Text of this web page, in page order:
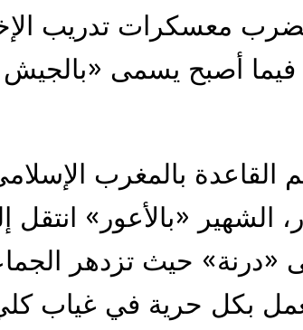
معسكرات تدريب
فيما أصبح يسمى «بالجيش
القاعدة بالمغرب
الشهير «بالأعور» انتقل
«درنة» حيث تزدهر
بكل حرية في غياب